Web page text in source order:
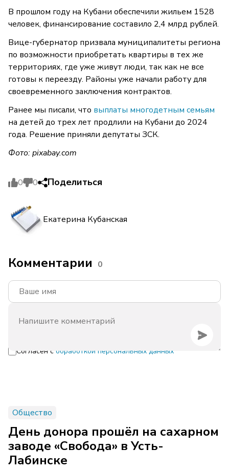
В прошлом году на Кубани обеспечили жильем 1528
человек, финансирование составило 2,4 млрд рублей.
Вице-губернатор призвала муниципалитеты региона
по возможности приобретать квартиры в тех же
территориях, где уже живут люди, так как не все
готовы к переезду. Районы уже начали работу для
своевременного заключения контрактов.
Ранее мы писали, что выплаты многодетным семьям
на детей до трех лет продлили на Кубани до 2024
года. Решение приняли депутаты ЗСК.
Фото: pixabay.com
0 0 Поделиться
Екатерина Кубанская
Комментарии 0
Согласен с обработкой персональных данных
Общество
День донора прошёл на сахарном
заводе «Свобода» в Усть-
Лабинске